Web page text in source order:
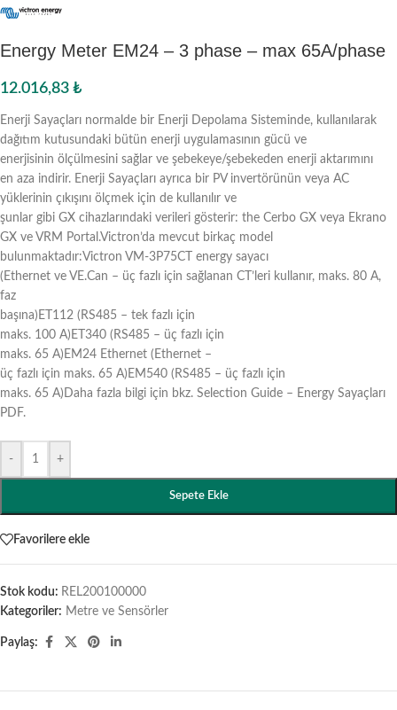
Energy Meter EM24 – 3 phase – max 65A/phase
12.016,83 ₺
Enerji Sayaçları normalde bir Enerji Depolama Sisteminde, kullanılarak
dağıtım kutusundaki bütün enerji uygulamasının gücü ve
enerjisinin ölçülmesini sağlar ve şebekeye/şebekeden enerji aktarımını
en aza indirir. Enerji Sayaçları ayrıca bir PV invertörünün veya AC
yüklerinin çıkışını ölçmek için de kullanılır ve
şunlar gibi GX cihazlarındaki verileri gösterir: the Cerbo GX veya Ekrano
GX ve VRM Portal.Victron’da mevcut birkaç model
bulunmaktadır:Victron VM-3P75CT energy sayacı
(Ethernet ve VE.Can – üç fazlı için sağlanan CT’leri kullanır, maks. 80 A,
faz
başına)ET112 (RS485 – tek fazlı için
maks. 100 A)ET340 (RS485 – üç fazlı için
maks. 65 A)EM24 Ethernet (Ethernet –
üç fazlı için maks. 65 A)EM540 (RS485 – üç fazlı için
maks. 65 A)Daha fazla bilgi için bkz. Selection Guide – Energy Sayaçları
PDF.
- +
Sepete Ekle
Favorilere ekle
Stok kodu: REL200100000
Kategoriler: Metre ve Sensörler
Paylaş: